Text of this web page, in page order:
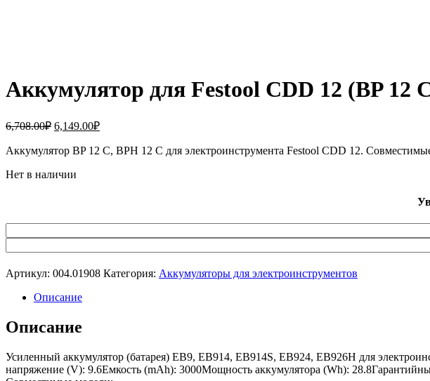
Аккумулятор для Festool CDD 12 (BP 12
6,708.00₽ Первоначальная
составляла
6,149.00₽Текущая
6,149.00₽.
Аккумулятор BP 12 C, BPH 12 C для электроинструмента Festool CDD 12.
Нет в наличии
Артикул: 004.01908 Категория: Аккумуляторы для электроинструментов
Описание
Описание
Усиленный аккумулятор (батарея) EB9, EB914, EB914S, EB924, EB926H для
напряжение (V): 9.6Емкость (mAh): 3000Мощность аккумулятора (Wh):